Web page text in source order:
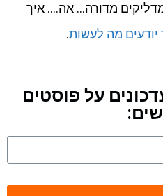
מדורה… אה…. איך
מה לעשות.
על פוסטים